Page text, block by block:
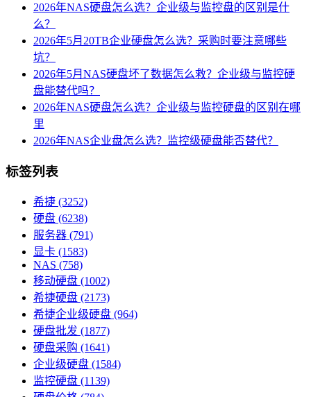
2026年NAS硬盘怎么选？企业级与监控盘的区别是什
么？
2026年5月20TB企业硬盘怎么选？采购时要注意哪些
坑？
2026年5月NAS硬盘坏了数据怎么救？企业级与监控硬
盘能替代吗？
2026年NAS硬盘怎么选？企业级与监控硬盘的区别在哪
里
2026年NAS企业盘怎么选？监控级硬盘能否替代？
标签列表
希捷 (3252)
硬盘 (6238)
服务器 (791)
显卡 (1583)
NAS (758)
移动硬盘 (1002)
希捷硬盘 (2173)
希捷企业级硬盘 (964)
硬盘批发 (1877)
硬盘采购 (1641)
企业级硬盘 (1584)
监控硬盘 (1139)